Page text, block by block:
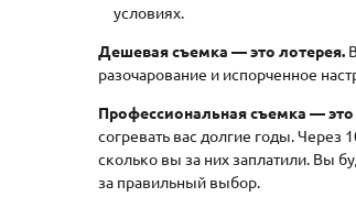
условиях.
Дешевая съемка — это лотерея.
разочарование и испорченное
Профессиональная съемка — это
согревать вас долгие годы. Через
сколько вы за них заплатили. Вы
за правильный выбор.